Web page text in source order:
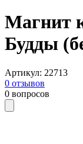
Магнит
Будды
Артикул: 22713
0 отзывов
0 вопросов